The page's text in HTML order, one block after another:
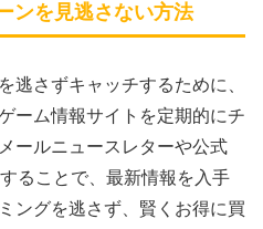
ンを見逃さない方法
逃さずキャッチするために、
ーム情報サイトを定期的にチ
ールニュースレターや公式
ることで、最新情報を入手
ングを逃さず、賢くお得に買